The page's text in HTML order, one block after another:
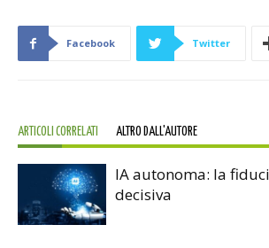
Facebook Twitter
ARTICOLI CORRELATI ALTRO DALL'AUTORE
IA autonoma: la
decisiva